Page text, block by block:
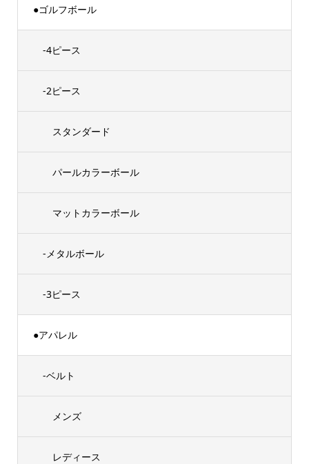
●ゴルフボール
-4ピース
-2ピース
スタンダード
パールカラーボール
マットカラーボール
-メタルボール
-3ピース
●アパレル
-ベルト
メンズ
レディース